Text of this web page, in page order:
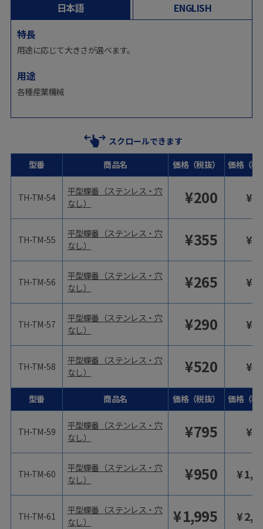
日本語
ENGLISH
特長
用途に応じて大きさが選べます。
用途
各種産業機械
スクロールできます
型番
TH-TM-54
TH-TM-55
TH-TM-56
TH-TM-57
TH-TM-58
型番
TH-TM-59
TH-TM-60
TH-TM-61
商品名 価格（税抜） 価格（税
平型蝶番（ステンレス・穴
なし）
¥200 ¥
平型蝶番（ステンレス・穴
なし）
¥355 ¥
平型蝶番（ステンレス・穴
なし）
¥265 ¥
平型蝶番（ステンレス・穴
なし）
¥290 ¥
平型蝶番（ステンレス・穴
なし）
¥520 ¥
商品名 価格（税抜） 価格（税
平型蝶番（ステンレス・穴
なし）
¥795 ¥
平型蝶番（ステンレス・穴
なし）
¥950 ¥
平型蝶番（ステンレス・穴
なし）
¥1,995 ¥